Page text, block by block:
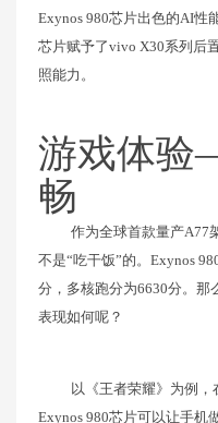
Exynos 980芯片出色的AI性
芯片赋予了vivo X30系列后
照能力。
游戏体
畅
作为全球首款量产A77
不是“吃干饭”的。Exynos
分，多核跑分为6630分。那
表现如何呢？
以《王者荣耀》为例，
Exynos 980芯片可以让手机